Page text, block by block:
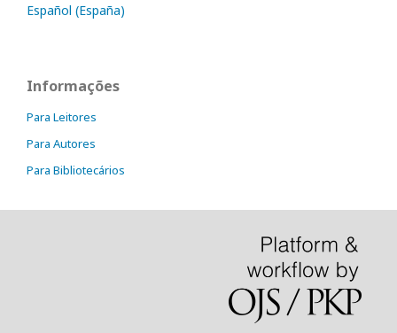
Español (España)
Informações
Para Leitores
Para Autores
Para Bibliotecários